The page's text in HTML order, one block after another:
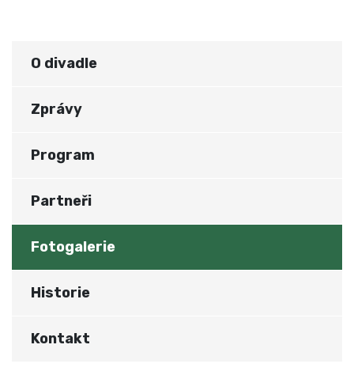
O divadle
Zprávy
Program
Partneři
Fotogalerie
Historie
Kontakt